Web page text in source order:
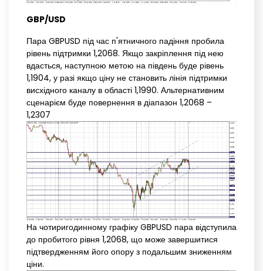
GBP/USD
Пара GBPUSD під час п'ятничного падіння пробила
рівень підтримки 1,2068. Якщо закріплення під нею
вдасться, наступною метою на південь буде рівень
1,1904, у разі якщо ціну не становить лінія підтримки
висхідного каналу в області 1,1990. Альтернативним
сценарієм буде повернення в діапазон 1,2068 –
1,2307
На чотиригодинному графіку GBPUSD пара відступила
до пробитого рівня 1,2068, що може завершитися
підтвердженням його опору з подальшим зниженням
ціни.